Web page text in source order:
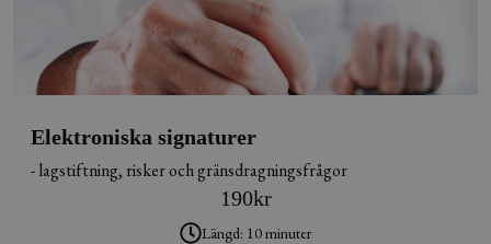
Elektroniska signaturer
- lagstiftning, risker och gränsdragningsfrågor
190kr
Längd: 10 minuter